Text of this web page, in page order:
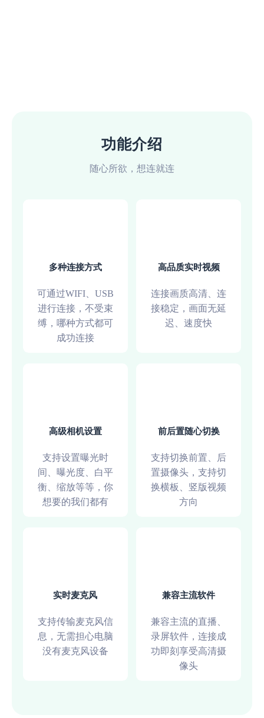
功能介绍
随心所欲，想连就连
多种连接方式
可通过WIFI、USB
进行连接，不受束
缚，哪种方式都可
成功连接
高品质实时视频
连接画质高清、连
接稳定，画面无延
迟、速度快
高级相机设置
支持设置曝光时
间、曝光度、白平
衡、缩放等等，你
想要的我们都有
前后置随心切换
支持切换前置、后
置摄像头，支持切
换横板、竖版视频
方向
实时麦克风
支持传输麦克风信
息，无需担心电脑
没有麦克风设备
兼容主流软件
兼容主流的直播、
录屏软件，连接成
功即刻享受高清摄
像头
想试下直播行业，找到这款软件省下了不少
买摄像头的钱，画面高清、稳定，声音也很
清晰、流畅！
WIFI连接稳定
帮大忙了，招聘网站要求在线笔试要开启摄
像头，直接用这款软件就可以解决问题了